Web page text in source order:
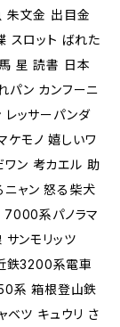
朱文金 出目金
スロット ばれた
星 読書 日本
パン カンフーニ
レッサーパンダ
ケモノ 嬉しいワ
ワン 考カエル 助
ニャン 怒る柴犬
7000系パノラマ
ンモリッツ
鉄3200系電車
系 箱根登山鉄
ベツ キュウリ さ